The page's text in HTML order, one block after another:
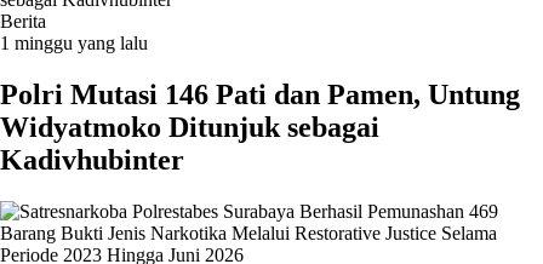
Berita
1 minggu yang lalu
Polri Mutasi 146 Pati dan Pamen, Untung
Widyatmoko Ditunjuk sebagai
Kadivhubinter